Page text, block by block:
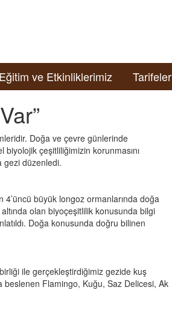
Eğitim ve Etkinliklerimiz Tarifeler
Doğa ve çevre günlerinde
çeşitliliğimizin korunmasını
gezi düzenledi.
4’üncü büyük longoz ormanlarında doğa
olan biyoçeşitlilik konusunda bilgi
Doğa konusunda doğru bilinen
ile gerçekleştirdiğimiz gezide kuş
Flamingo, Kuğu, Saz Delicesi, Ak